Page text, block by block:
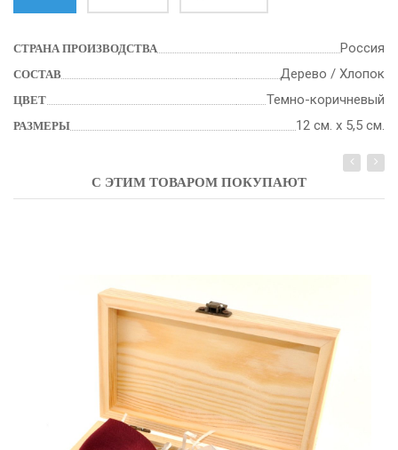
СТРАНА ПРОИЗВОДСТВА Россия
СОСТАВ Дерево / Хлопок
ЦВЕТ Темно-коричневый
РАЗМЕРЫ 12 см. х 5,5 см.
С ЭТИМ ТОВАРОМ ПОКУПАЮТ